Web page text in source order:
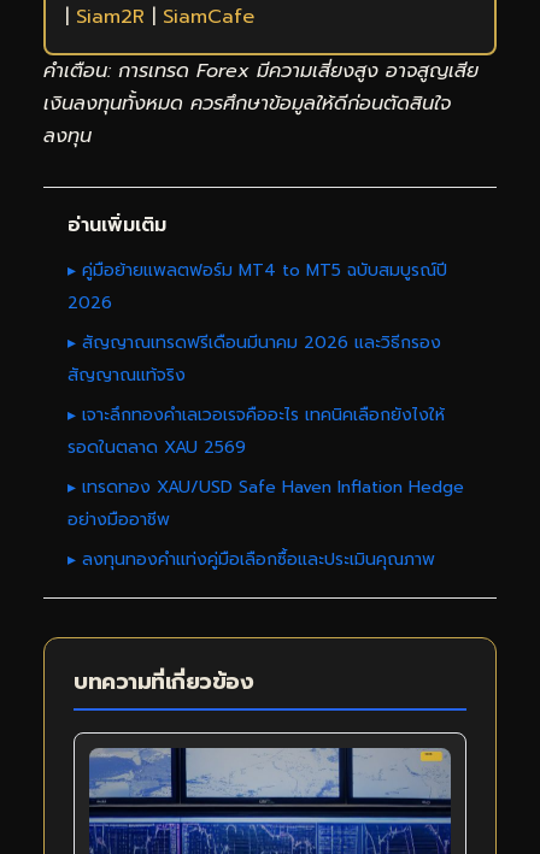
| Siam2R | SiamCafe
คำเตือน: การเทรด Forex มีความเสี่ยงสูง อาจสูญเสีย
เงินลงทุนทั้งหมด ควรศึกษาข้อมูลให้ดีก่อนตัดสินใจ
ลงทุน
อ่านเพิ่มเติม
▸ คู่มือย้ายแพลตฟอร์ม MT4 to MT5 ฉบับสมบูรณ์ปี
2026
▸ สัญญาณเทรดฟรีเดือนมีนาคม 2026 และวิธีกรอง
สัญญาณแท้จริง
▸ เจาะลึกทองคำเลเวอเรจคืออะไร เทคนิคเลือกยังไงให้
รอดในตลาด XAU 2569
▸ เทรดทอง XAU/USD Safe Haven Inflation Hedge
อย่างมืออาชีพ
▸ ลงทุนทองคำแท่งคู่มือเลือกซื้อและประเมินคุณภาพ
บทความที่เกี่ยวข้อง